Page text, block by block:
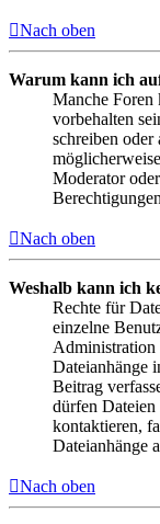
Nach oben
Warum kann ich
Manche Foren
vorbehalten
schreiben oder
Moderator
Nach oben
Weshalb kann ich
Rechte für
einzelne
Administration
Dateianhänge
Beitrag
dürfen
kontaktieren,
Dateianhänge
Nach oben